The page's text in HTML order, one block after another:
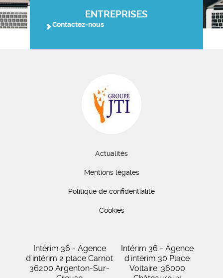
ENTREPRISES
Contactez-nous
Actualités
Mentions légales
Politique de confidentialité
Cookies
Intérim 36 - Agence
d'intérim 2 place Carnot
36200 Argenton-Sur-
Intérim 36 - Agence
d'intérim 30 Place
Voltaire, 36000